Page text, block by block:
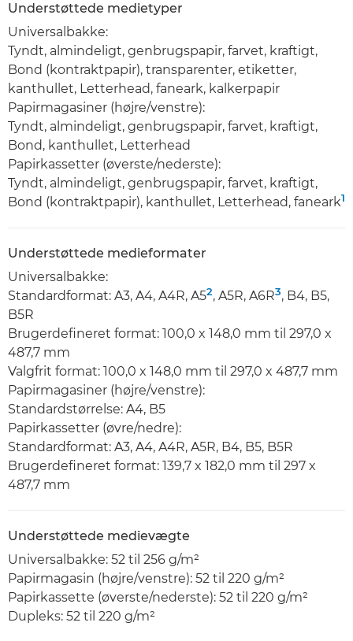
Understøttede medietyper
Universalbakke:
Tyndt, almindeligt, genbrugspapir, farvet, kraftigt,
Bond (kontraktpapir), transparenter, etiketter,
kanthullet, Letterhead, faneark, kalkerpapir
Papirmagasiner (højre/venstre):
Tyndt, almindeligt, genbrugspapir, farvet, kraftigt,
Bond, kanthullet, Letterhead
Papirkassetter (øverste/nederste):
Tyndt, almindeligt, genbrugspapir, farvet, kraftigt,
Bond (kontraktpapir), kanthullet, Letterhead, faneark1
Understøttede medieformater
Universalbakke:
Standardformat: A3, A4, A4R, A52, A5R, A6R3, B4, B5,
B5R
Brugerdefineret format: 100,0 x 148,0 mm til 297,0 x
487,7 mm
Valgfrit format: 100,0 x 148,0 mm til 297,0 x 487,7 mm
Papirmagasiner (højre/venstre):
Standardstørrelse: A4, B5
Papirkassetter (øvre/nedre):
Standardformat: A3, A4, A4R, A5R, B4, B5, B5R
Brugerdefineret format: 139,7 x 182,0 mm til 297 x
487,7 mm
Understøttede medievægte
Universalbakke: 52 til 256 g/m²
Papirmagasin (højre/venstre): 52 til 220 g/m²
Papirkassette (øverste/nederste): 52 til 220 g/m²
Dupleks: 52 til 220 g/m²